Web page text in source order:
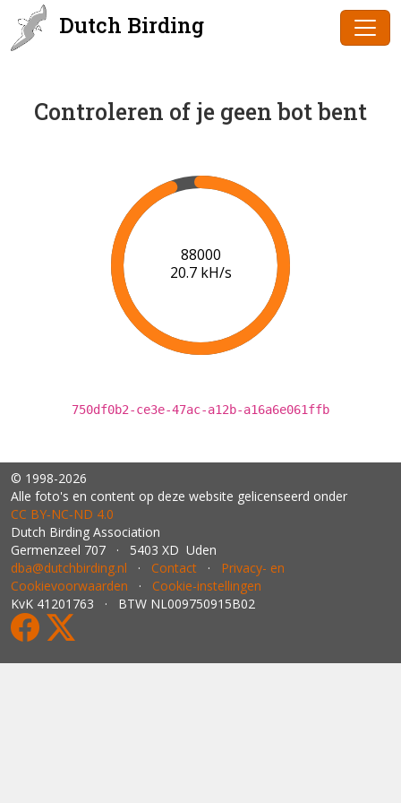
Dutch Birding
Controleren of je geen bot bent
90000
20.9 kH/s
750df0b2-ce3e-47ac-a12b-a16a6e061ffb
© 1998-2026
Alle foto's en content op deze website gelicenseerd onder
CC BY‑NC‑ND 4.0
Dutch Birding Association
Germenzeel 707 · 5403 XD Uden
dba@dutchbirding.nl · Contact · Privacy- en
Cookievoorwaarden · Cookie-instellingen
KvK 41201763 · BTW NL009750915B02